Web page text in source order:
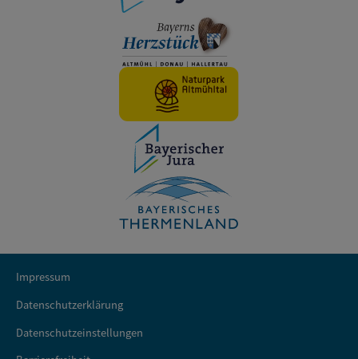
Impressum
Datenschutzerklärung
Datenschutzeinstellungen